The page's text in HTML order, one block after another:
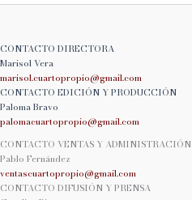
CONTACTO DIRECTORA
Marisol Vera
marisol.cuartopropio@gmail.com
CONTACTO EDICIÓN Y PRODUCCIÓN
Paloma Bravo
palomacuartopropio@gmail.com
CONTACTO VENTAS Y ADMINISTRACIÓN
Pablo Fernández
ventascuartopropio@gmail.com
CONTACTO DIFUSIÓN Y PRENSA